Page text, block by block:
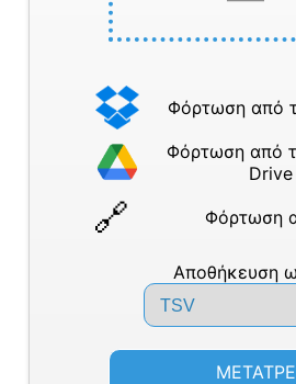
Φόρτωση από
Φόρτωση από
Drive
Φόρτωση
Αποθήκευση